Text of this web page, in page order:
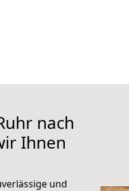
nach
Ihnen
und